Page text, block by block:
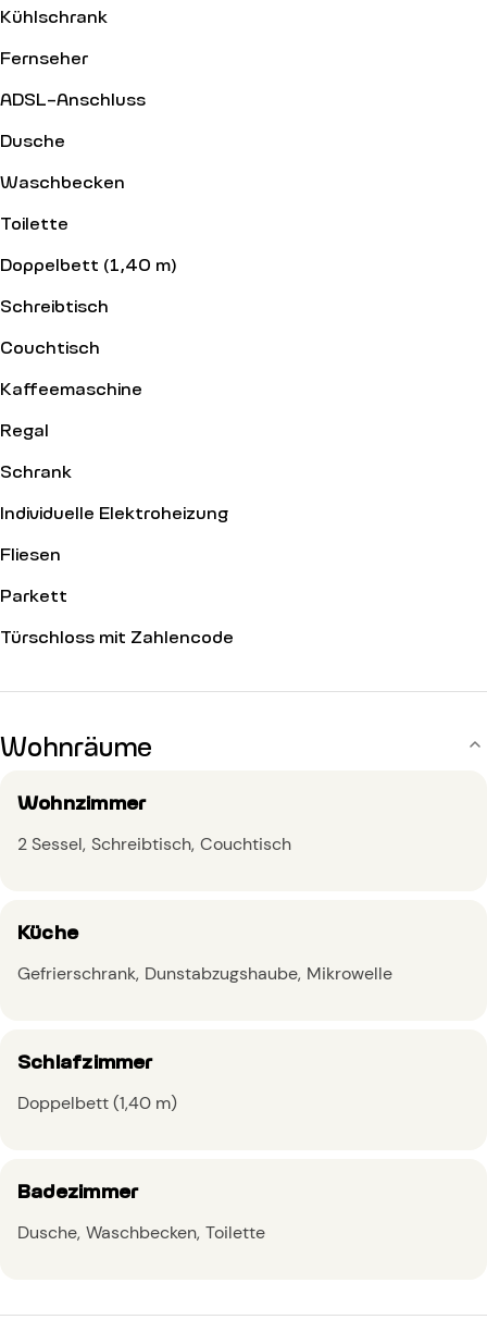
Kühlschrank
Fernseher
ADSL-Anschluss
Dusche
Waschbecken
Toilette
Doppelbett (1,40 m)
Schreibtisch
Couchtisch
Kaffeemaschine
Regal
Schrank
Individuelle Elektroheizung
Fliesen
Parkett
Türschloss mit Zahlencode
Wohnräume
Wohnzimmer
2 Sessel Schreibtisch Couchtisch
Küche
Gefrierschrank Dunstabzugshaube Mikrowelle
Schlafzimmer
Doppelbett (1,40 m)
Badezimmer
Dusche Waschbecken Toilette